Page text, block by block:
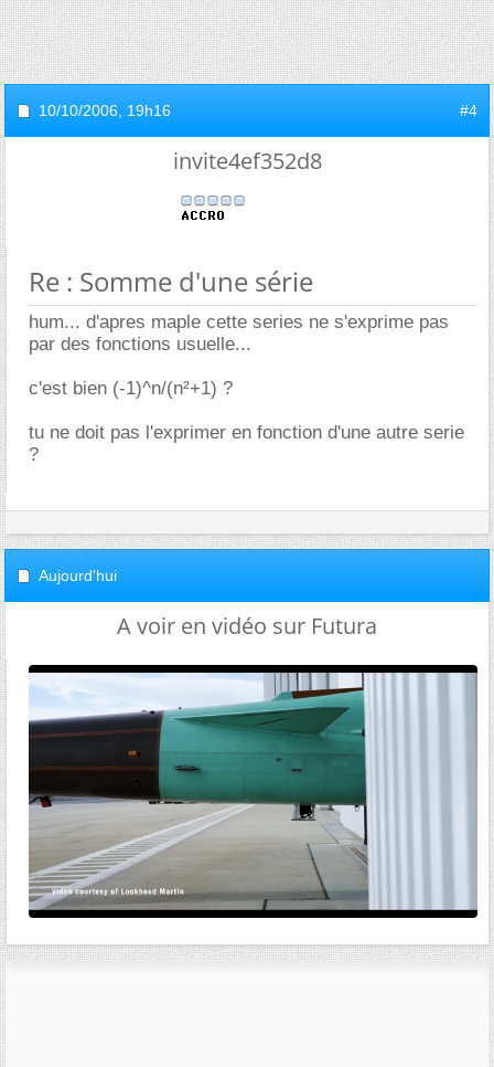
10/10/2006, 19h16 #4
invite4ef352d8
Re : Somme d'une série
hum... d'apres maple cette series ne s'exprime pas
par des fonctions usuelle...
c'est bien (-1)^n/(n²+1) ?
tu ne doit pas l'exprimer en fonction d'une autre serie
?
Aujourd'hui
A voir en vidéo sur Futura